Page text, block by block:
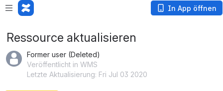
In App öffnen
Ressource aktualisieren
Former user (Deleted)
Veröffentlicht in WMS
Letzte Aktualisierung: Fri Jul 03 2020